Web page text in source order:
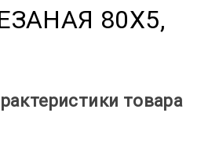
80Х5,
товара